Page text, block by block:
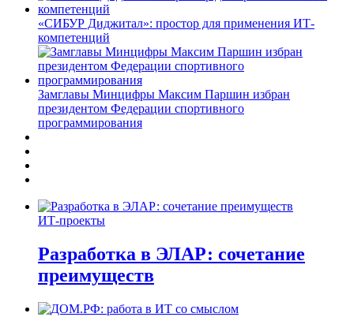
«СИБУР Диджитал»: простор для применения ИТ-
компетенций
Замглавы Минцифры Максим Паршин избран
президентом Федерации спортивного
программирования
ИТ-проекты
Разработка в ЭЛАР: сочетание
преимуществ